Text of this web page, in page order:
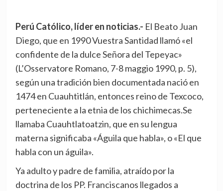
Perú Católico, líder en noticias.- El Beato Juan
Diego, que en 1990 Vuestra Santidad llamó «el
confidente de la dulce Señora del Tepeyac»
(L’Osservatore Romano, 7-8 maggio 1990, p. 5),
según una tradición bien documentada nació en
1474 en Cuauhtitlán, entonces reino de Texcoco,
perteneciente a la etnia de los chichimecas.Se
llamaba Cuauhtlatoatzin, que en su lengua
materna significaba «Águila que habla», o «El que
habla con un águila».
Ya adulto y padre de familia, atraído por la
doctrina de los PP. Franciscanos llegados a